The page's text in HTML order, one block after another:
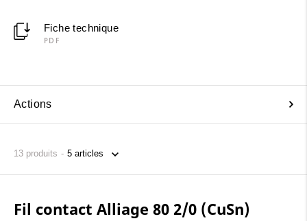
Fiche technique
PDF
Actions
13 produits
Fil contact Alliage 80 2/0 (CuSn)